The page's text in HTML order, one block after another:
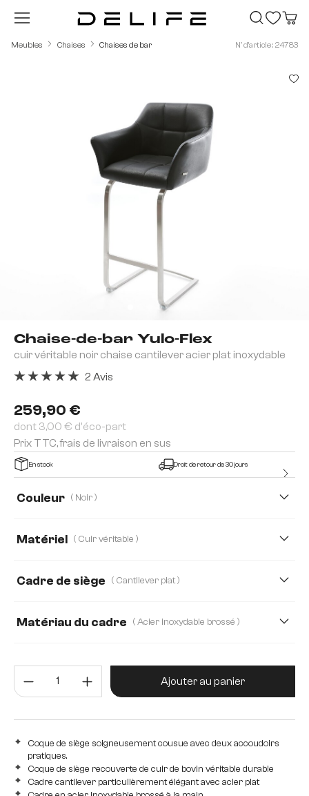
Passer au contenu principal
Meubles Chaises Chaises de bar N° d'article : 24783
Chaise-de-bar Yulo-Flex
cuir véritable noir chaise cantilever acier plat inoxydable
259,90 €
dont 3,00 € d'éco-part
Prix TTC, frais de livraison en sus
2 Avis
En stock Droit de retour de 30 jours
Couleur ( Noir )
Matériel ( Cuir véritable )
Cadre de siège ( Cantilever plat )
Matériau du cadre ( Acier inoxydable brossé )
Quantité de produit : Entrez la
Ajouter au panier
Coque de siège soigneusement cousue avec deux accoudoirs
pratiques.
Coque de siège recouverte de cuir de bovin véritable durable
Cadre cantilever particulièrement élégant avec acier plat